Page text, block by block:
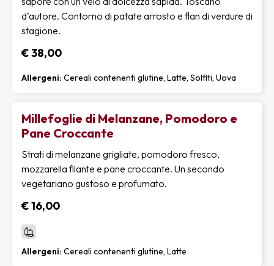
d’autore. Contorno di patate arrosto e flan di verdure di
stagione.
€ 38,00
Allergeni: Cereali contenenti glutine, Latte, Solfiti, Uova
Millefoglie di Melanzane, Pomodoro e
Pane Croccante
Strati di melanzane grigliate, pomodoro fresco,
mozzarella filante e pane croccante. Un secondo
vegetariano gustoso e profumato.
€ 16,00
Allergeni: Cereali contenenti glutine, Latte